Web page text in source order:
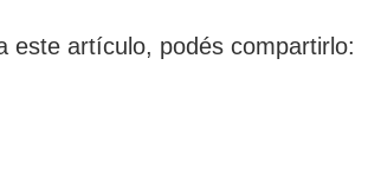
este artículo, podés compartirlo: